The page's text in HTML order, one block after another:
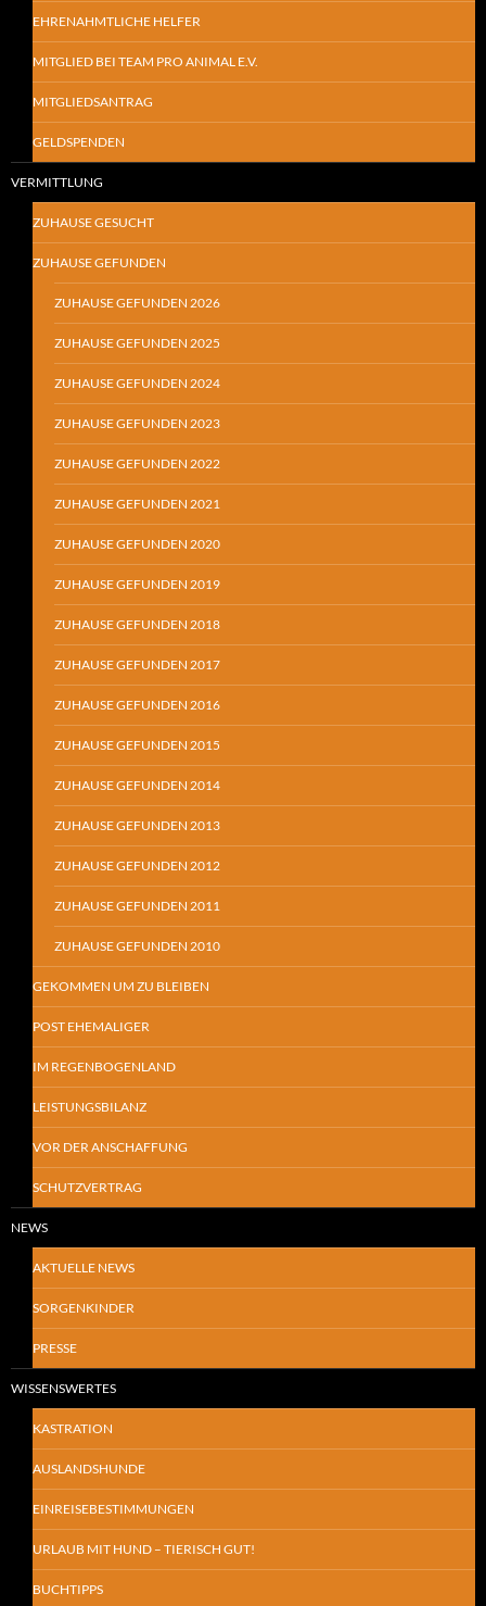
EHRENAHMTLICHE HELFER
MITGLIED BEI TEAM PRO ANIMAL E.V.
MITGLIEDSANTRAG
GELDSPENDEN
VERMITTLUNG
ZUHAUSE GESUCHT
ZUHAUSE GEFUNDEN
ZUHAUSE GEFUNDEN 2026
ZUHAUSE GEFUNDEN 2025
ZUHAUSE GEFUNDEN 2024
ZUHAUSE GEFUNDEN 2023
ZUHAUSE GEFUNDEN 2022
ZUHAUSE GEFUNDEN 2021
ZUHAUSE GEFUNDEN 2020
ZUHAUSE GEFUNDEN 2019
ZUHAUSE GEFUNDEN 2018
ZUHAUSE GEFUNDEN 2017
ZUHAUSE GEFUNDEN 2016
ZUHAUSE GEFUNDEN 2015
ZUHAUSE GEFUNDEN 2014
ZUHAUSE GEFUNDEN 2013
ZUHAUSE GEFUNDEN 2012
ZUHAUSE GEFUNDEN 2011
ZUHAUSE GEFUNDEN 2010
GEKOMMEN UM ZU BLEIBEN
POST EHEMALIGER
IM REGENBOGENLAND
LEISTUNGSBILANZ
VOR DER ANSCHAFFUNG
SCHUTZVERTRAG
NEWS
AKTUELLE NEWS
SORGENKINDER
PRESSE
WISSENSWERTES
KASTRATION
AUSLANDSHUNDE
EINREISEBESTIMMUNGEN
URLAUB MIT HUND – TIERISCH GUT!
BUCHTIPPS